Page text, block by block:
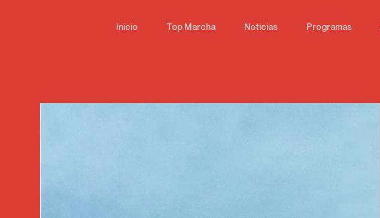
Inicio Top Marcha Noticias Programas